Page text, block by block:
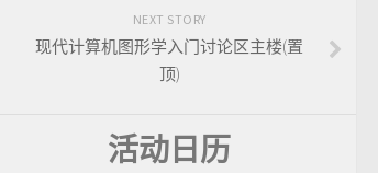
NEXT STORY
现代计算机图形学入门讨论区主楼(置
顶)
活动日历